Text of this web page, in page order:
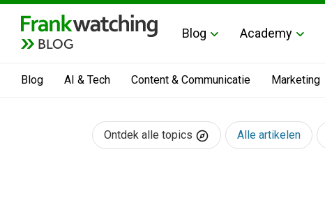
BLOG
Blog Academy
Blog AI & Tech Content & Communicatie Marketing
Ontdek alle topics Alle artikelen